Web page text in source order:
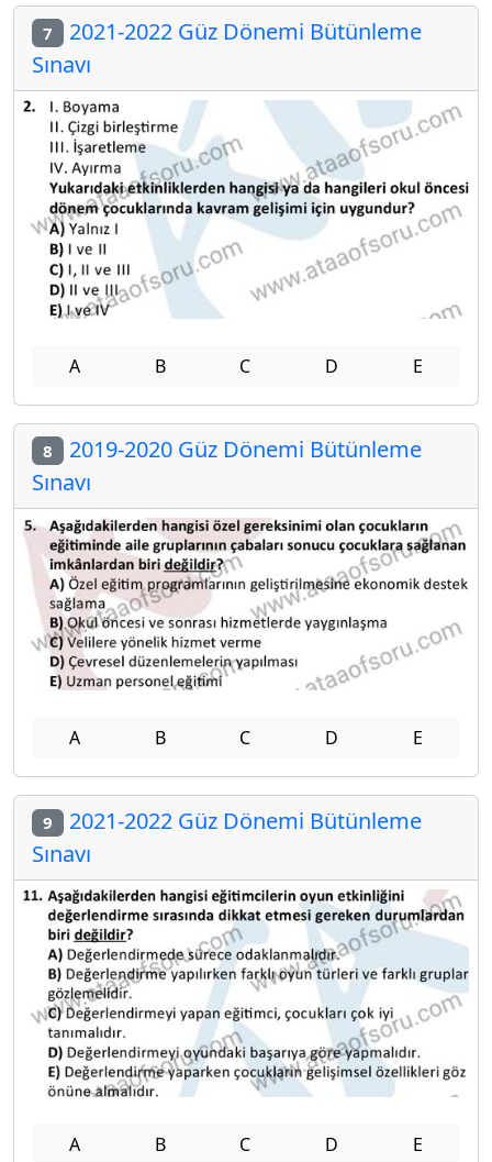
7 2021-2022 Güz Dönemi Bütünleme
Sınavı
A B C D E
8 2019-2020 Güz Dönemi Bütünleme
Sınavı
A B C D E
9 2021-2022 Güz Dönemi Bütünleme
Sınavı
A B C D E